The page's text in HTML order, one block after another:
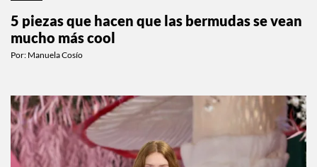
5 piezas que hacen que las bermudas se vean
mucho más cool
Por: Manuela Cosío